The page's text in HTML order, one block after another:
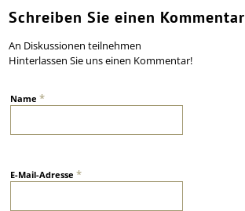
Schreiben Sie einen Kommentar
An Diskussionen teilnehmen
Hinterlassen Sie uns einen Kommentar!
Name*
E-Mail-Adresse*